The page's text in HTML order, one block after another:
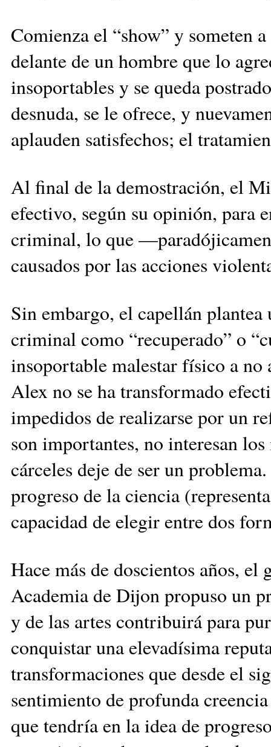
Comienza el “show” y someten
delante de un hombre que lo
insoportables y se queda
desnuda, se le ofrece, y
aplauden satisfechos; el
Al final de la demostración, el
efectivo, según su opinión, para
criminal, lo que
causados por las acciones
Sin embargo, el capellán
criminal como “recuperado” o
insoportable malestar físico a no
Alex no se ha transformado
impedidos de realizarse por un
son importantes, no interesan
cárceles deje de ser un
progreso de la ciencia
capacidad de elegir entre dos
Hace más de doscientos años, el
Academia de Dijon propuso un
y de las artes contribuirá para
conquistar una elevadísima
transformaciones que desde el
sentimiento de profunda
que tendría en la idea de